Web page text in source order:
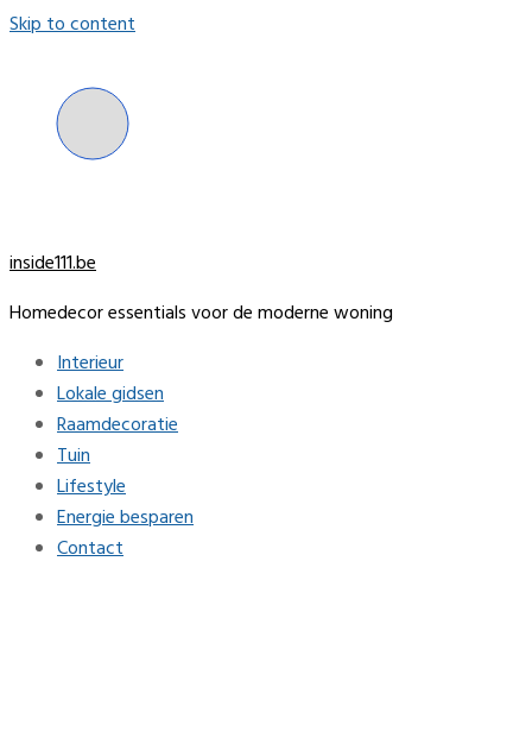
Skip to content
inside111.be
Homedecor essentials voor de moderne woning
Interieur
Lokale gidsen
Raamdecoratie
Tuin
Lifestyle
Energie besparen
Contact